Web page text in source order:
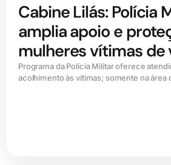
Cabine Lilás: Polícia
amplia apoio e
mulheres vítimas de
Programa da Polícia Militar oferece
acolhimento às vítimas; somente na área